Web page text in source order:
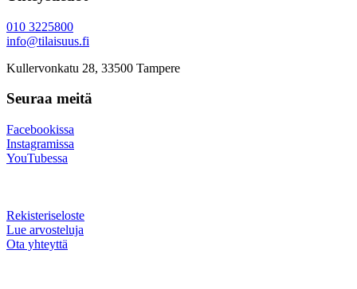
010 3225800
info@tilaisuus.fi
Kullervonkatu 28, 33500 Tampere
Seuraa meitä
Facebookissa
Instagramissa
YouTubessa
Rekisteriseloste
Lue arvosteluja
Ota yhteyttä